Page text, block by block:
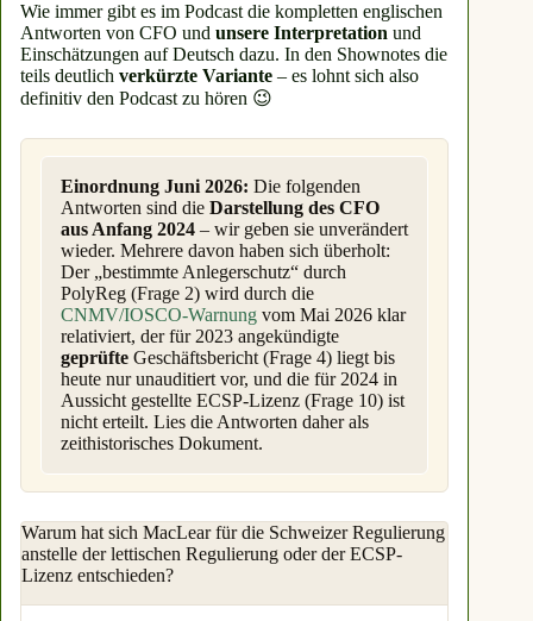
Wie immer gibt es im Podcast die kompletten englischen
Antworten von CFO und unsere Interpretation und
Einschätzungen auf Deutsch dazu. In den Shownotes die
teils deutlich verkürzte Variante – es lohnt sich also
definitiv den Podcast zu hören 😉
Einordnung Juni 2026: Die folgenden
Antworten sind die Darstellung des CFO
aus Anfang 2024 – wir geben sie unverändert
wieder. Mehrere davon haben sich überholt:
Der „bestimmte Anlegerschutz“ durch
PolyReg (Frage 2) wird durch die
CNMV/IOSCO-Warnung vom Mai 2026 klar
relativiert, der für 2023 angekündigte
geprüfte Geschäftsbericht (Frage 4) liegt bis
heute nur unauditiert vor, und die für 2024 in
Aussicht gestellte ECSP-Lizenz (Frage 10) ist
nicht erteilt. Lies die Antworten daher als
zeithistorisches Dokument.
Warum hat sich MacLear für die Schweizer Regulierung
anstelle der lettischen Regulierung oder der ECSP-
Lizenz entschieden?